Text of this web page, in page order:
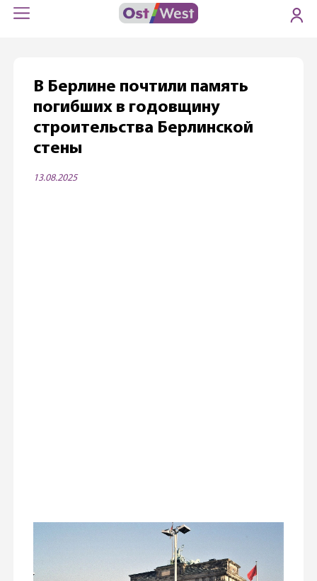
В Берлине почтили память
погибших в годовщину
строительства Берлинской
стены
13.08.2025